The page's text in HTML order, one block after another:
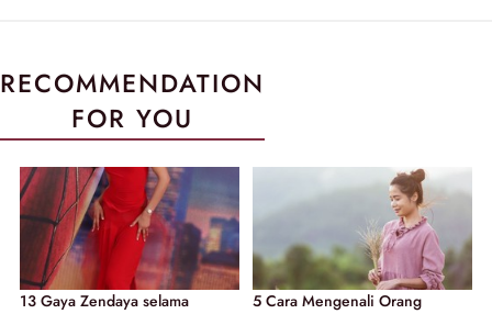
RECOMMENDATION
FOR YOU
13 Gaya Zendaya selama
5 Cara Mengenali Orang